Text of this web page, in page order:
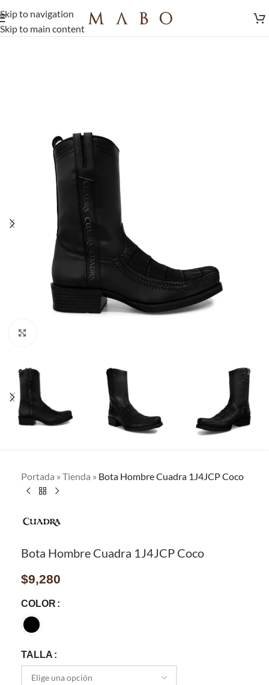
Skip to navigation
Skip to main content
Portada » Tienda » Bota Hombre Cuadra 1J4JCP Coco
Bota Hombre Cuadra 1J4JCP Coco
$9,280
COLOR
TALLA